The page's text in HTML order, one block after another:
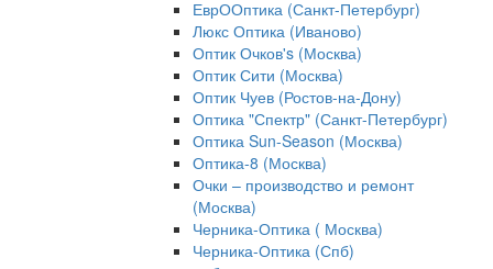
ЕврООптика (Санкт-Петербург)
Люкс Оптика (Иваново)
Оптик Очков's (Москва)
Оптик Сити (Москва)
Оптик Чуев (Ростов-на-Дону)
Оптика "Спектр" (Санкт-Петербург)
Оптика Sun-Season (Москва)
Оптика-8 (Москва)
Очки – производство и ремонт
(Москва)
Черника-Оптика ( Москва)
Черника-Оптика (Спб)